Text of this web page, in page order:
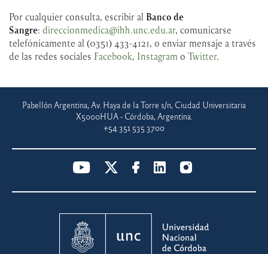
Por cualquier consulta, escribir al Banco de
Sangre: direccionmedica@ihh.unc.edu.ar, comunicarse
telefónicamente al (0351) 433-4121, o enviar mensaje a través
de las redes sociales Facebook, Instagram o Twitter.
Pabellón Argentina, Av. Haya de la Torre s/n, Ciudad Universitaria
X5000HUA - Córdoba, Argentina.
+54 351 535 3700